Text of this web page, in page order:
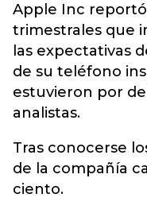
Apple Inc
trimestrales que
las expectativas
de su teléfono
estuvieron por
analistas.
Tras conocerse
de la compañía
ciento.